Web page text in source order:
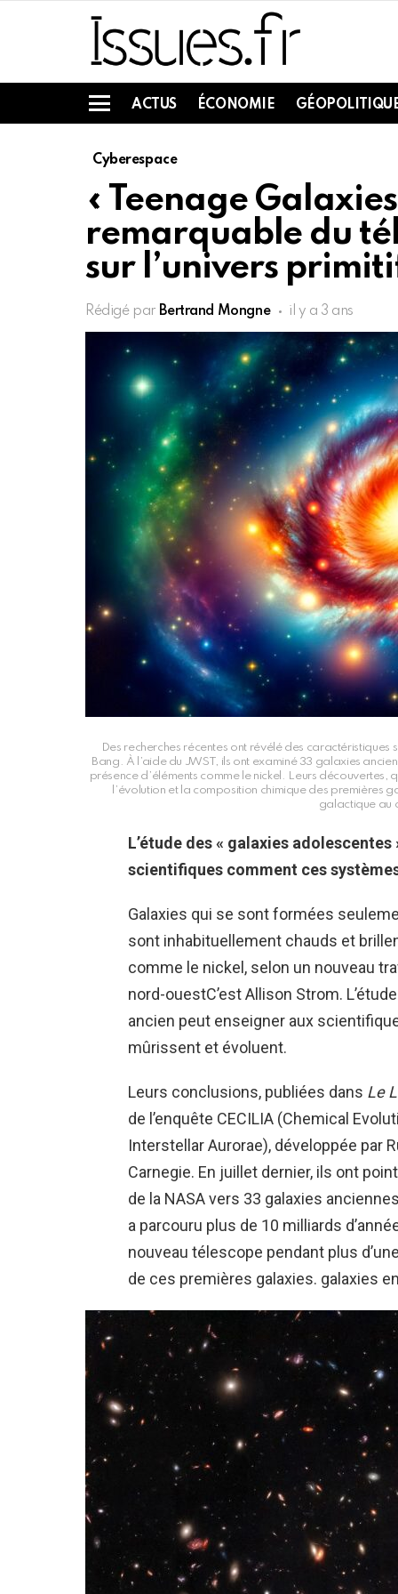
Menu
ACTUS ÉCONOMIE
Cyberespace
« Teenage
remarquable du
sur l’univers
Rédigé par Bertrand Mongne il y a 3 ans
Des recherches récentes ont révélé des
Bang. À l’aide du JWST, ils ont examiné 33 galaxies
présence d’éléments comme le nickel. Leurs
l’évolution et la composition chimique des premières
galactique au
L’étude des « galaxies
scientifiques comment ces
Galaxies qui se sont formées
sont inhabituellement chauds et
comme le nickel, selon un nouveau
nord-ouestC’est Allison Strom.
ancien peut enseigner aux
mûrissent et évoluent.
Leurs conclusions, publiées dans Le
de l’enquête CECILIA (Chemical
Interstellar Aurorae), développée par
Carnegie. En juillet dernier, ils ont
de la NASA vers 33 galaxies
a parcouru plus de 10 milliards
nouveau télescope pendant plus
de ces premières galaxies. galaxies